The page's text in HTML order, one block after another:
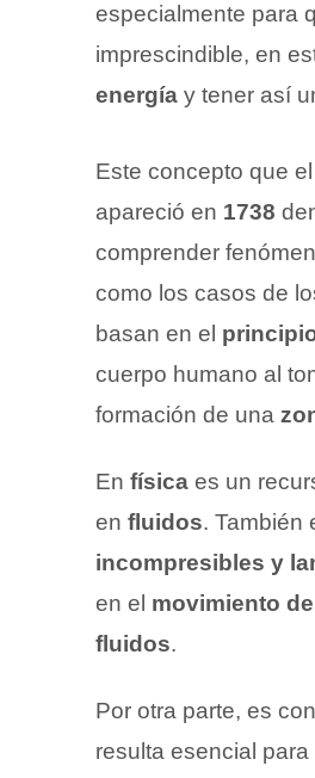
especialmente para
imprescindible, en
energía y tener así
Este concepto que
apareció en 1738
comprender
como los casos de
basan en el
cuerpo humano al
formación de una
En física es un
en fluidos. También
incompresibles y
en el movimiento
fluidos.
Por otra parte, es
resulta esencial